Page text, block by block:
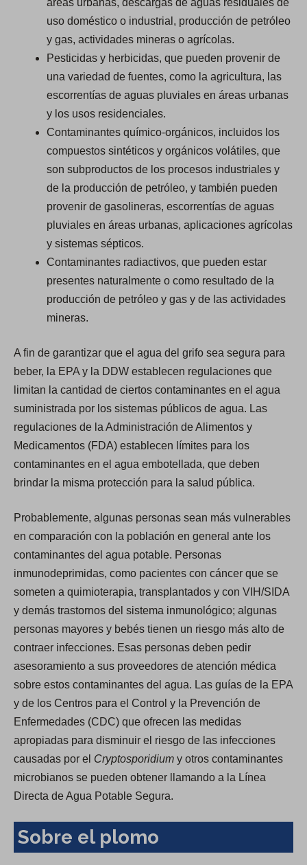
áreas urbanas, descargas de aguas residuales de
uso doméstico o industrial, producción de petróleo
y gas, actividades mineras o agrícolas.
Pesticidas y herbicidas, que pueden provenir de
una variedad de fuentes, como la agricultura, las
escorrentías de aguas pluviales en áreas urbanas
y los usos residenciales.
Contaminantes químico-orgánicos, incluidos los
compuestos sintéticos y orgánicos volátiles, que
son subproductos de los procesos industriales y
de la producción de petróleo, y también pueden
provenir de gasolineras, escorrentías de aguas
pluviales en áreas urbanas, aplicaciones agrícolas
y sistemas sépticos.
Contaminantes radiactivos, que pueden estar
presentes naturalmente o como resultado de la
producción de petróleo y gas y de las actividades
mineras.
A fin de garantizar que el agua del grifo sea segura para
beber, la EPA y la DDW establecen regulaciones que
limitan la cantidad de ciertos contaminantes en el agua
suministrada por los sistemas públicos de agua. Las
regulaciones de la Administración de Alimentos y
Medicamentos (FDA) establecen límites para los
contaminantes en el agua embotellada, que deben
brindar la misma protección para la salud pública.
Probablemente, algunas personas sean más vulnerables
en comparación con la población en general ante los
contaminantes del agua potable. Personas
inmunodeprimidas, como pacientes con cáncer que se
someten a quimioterapia, transplantados y con VIH/SIDA
y demás trastornos del sistema inmunológico; algunas
personas mayores y bebés tienen un riesgo más alto de
contraer infecciones. Esas personas deben pedir
asesoramiento a sus proveedores de atención médica
sobre estos contaminantes del agua. Las guías de la EPA
y de los Centros para el Control y la Prevención de
Enfermedades (CDC) que ofrecen las medidas
apropiadas para disminuir el riesgo de las infecciones
causadas por el Cryptosporidium y otros contaminantes
microbianos se pueden obtener llamando a la Línea
Directa de Agua Potable Segura.
Sobre el plomo